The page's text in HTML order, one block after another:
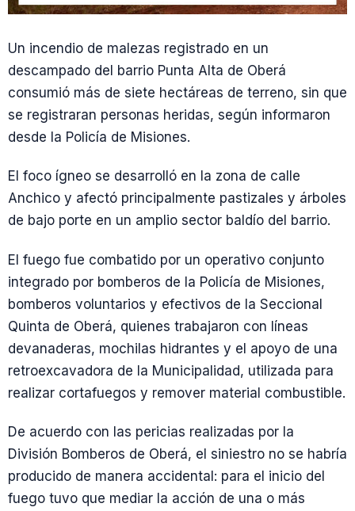
Un incendio de malezas registrado en un
descampado del barrio Punta Alta de Oberá
consumió más de siete hectáreas de terreno, sin que
se registraran personas heridas, según informaron
desde la Policía de Misiones.
El foco ígneo se desarrolló en la zona de calle
Anchico y afectó principalmente pastizales y árboles
de bajo porte en un amplio sector baldío del barrio.
El fuego fue combatido por un operativo conjunto
integrado por bomberos de la Policía de Misiones,
bomberos voluntarios y efectivos de la Seccional
Quinta de Oberá, quienes trabajaron con líneas
devanaderas, mochilas hidrantes y el apoyo de una
retroexcavadora de la Municipalidad, utilizada para
realizar cortafuegos y remover material combustible.
De acuerdo con las pericias realizadas por la
División Bomberos de Oberá, el siniestro no se habría
producido de manera accidental: para el inicio del
fuego tuvo que mediar la acción de una o más